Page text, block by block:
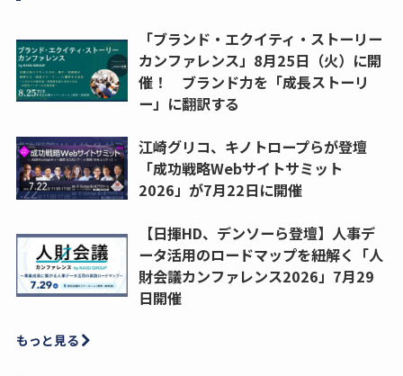
「ブランド・エクイティ・ストーリー
カンファレンス」8月25日（火）に開
催！ ブランド力を「成長ストーリ
ー」に翻訳する
江崎グリコ、キノトロープらが登壇
「成功戦略Webサイトサミット
2026」が7月22日に開催
【日揮HD、デンソーら登壇】人事デ
ータ活用のロードマップを紐解く「人
財会議カンファレンス2026」7月29
日開催
もっと見る